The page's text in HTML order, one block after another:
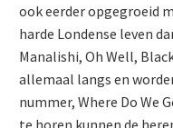
ook eerder opgegroeid
harde Londense leven
Manalishi, Oh Well,
allemaal langs en
nummer, Where Do We
te horen kunnen de